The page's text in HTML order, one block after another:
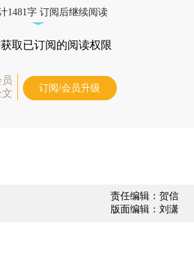
1481字 订阅后继续阅读
取已订阅的阅读权限
订阅/会员升级
责任编辑：贺信
版面编辑：刘潇